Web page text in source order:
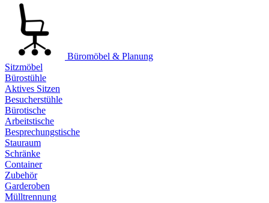
Büromöbel & Planung
Sitzmöbel
Bürostühle
Aktives Sitzen
Besucherstühle
Bürotische
Arbeitstische
Besprechungstische
Stauraum
Schränke
Container
Zubehör
Garderoben
Mülltrennung